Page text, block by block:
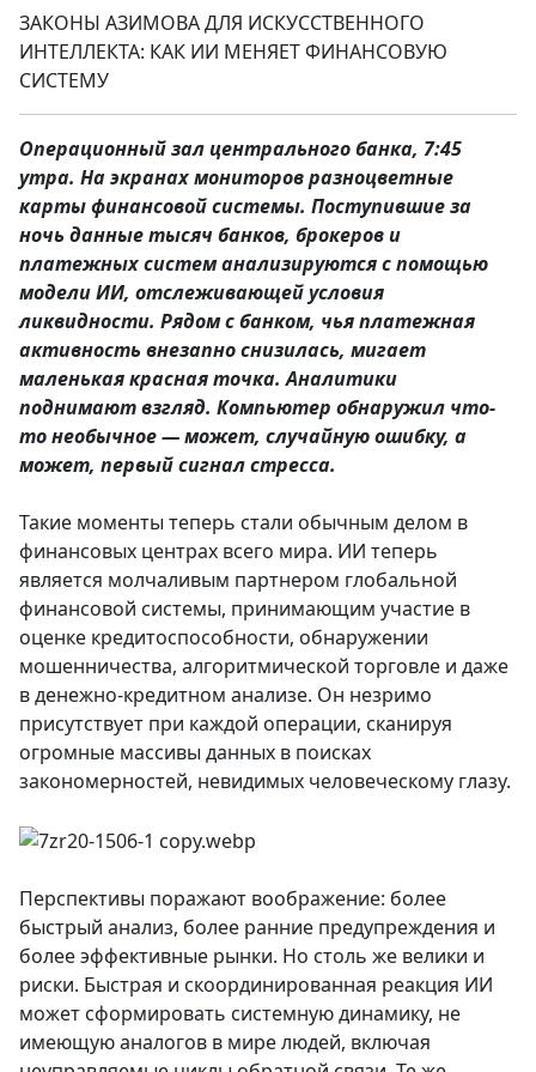
ЗАКОНЫ АЗИМОВА ДЛЯ ИСКУССТВЕННОГО
ИНТЕЛЛЕКТА: КАК ИИ МЕНЯЕТ ФИНАНСОВУЮ
СИСТЕМУ
Операционный зал центрального банка, 7:45
утра. На экранах мониторов разноцветные
карты финансовой системы. Поступившие за
ночь данные тысяч банков, брокеров и
платежных систем анализируются с помощью
модели ИИ, отслеживающей условия
ликвидности. Рядом с банком, чья платежная
активность внезапно снизилась, мигает
маленькая красная точка. Аналитики
поднимают взгляд. Компьютер обнаружил что-
то необычное — может, случайную ошибку, а
может, первый сигнал стресса.
Такие моменты теперь стали обычным делом в
финансовых центрах всего мира. ИИ теперь
является молчаливым партнером глобальной
финансовой системы, принимающим участие в
оценке кредитоспособности, обнаружении
мошенничества, алгоритмической торговле и даже
в денежно-кредитном анализе. Он незримо
присутствует при каждой операции, сканируя
огромные массивы данных в поисках
закономерностей, невидимых человеческому глазу.
Перспективы поражают воображение: более
быстрый анализ, более ранние предупреждения и
более эффективные рынки. Но столь же велики и
риски. Быстрая и скоординированная реакция ИИ
может сформировать системную динамику, не
имеющую аналогов в мире людей, включая